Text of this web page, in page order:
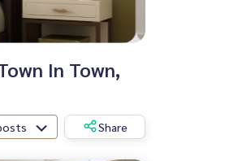
In Town,
posts Share